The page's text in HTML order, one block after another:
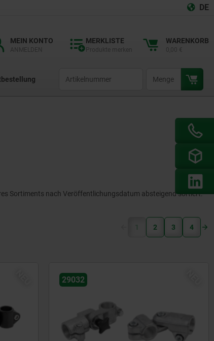
DE
MEIN KONTO MERKLISTE WARENKORB
Sortiments nach Veröffentlichungsdatum absteigend sortiert.
1 (current)
2 3 4
29032